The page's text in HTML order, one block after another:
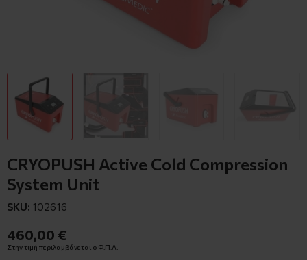
CRYOPUSH Active Cold Compression
System Unit
SKU: 102616
460,00 €
Στην τιμή περιλαμβάνεται ο Φ.Π.Α.